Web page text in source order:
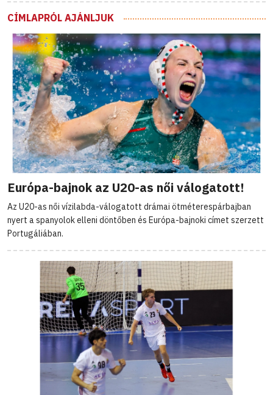
CÍMLAPRÓL AJÁNLJUK
Európa-bajnok az U20-as női válogatott!
Az U20-as női vízilabda-válogatott drámai ötméterespárbajban
nyert a spanyolok elleni döntőben és Európa-bajnoki címet szerzett
Portugáliában.